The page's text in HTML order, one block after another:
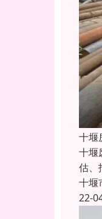
十堰
十堰
估、
十堰
22-